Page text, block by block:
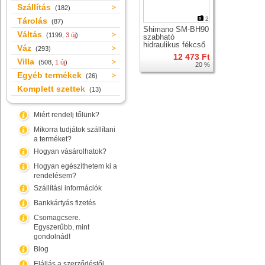
Szállítás (182)
Tárolás (87)
Váltás (1199, 3 új)
Váz (293)
Villa (508, 1 új)
Egyéb termékek (26)
Komplett szettek (13)
Miért rendelj tőlünk?
Mikorra tudjátok szállítani
a terméket?
Hogyan vásárolhatok?
Hogyan egészíthetem ki a
rendelésem?
Szállítási információk
Bankkártyás fizetés
Csomagcsere.
Egyszerűbb, mint
gondolnád!
Blog
2
Shimano SM-BH90
szabható
hidraulikus fékcső
12 473 Ft
20 %